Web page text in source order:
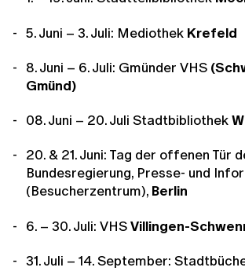
5. Juni – 3. Juli: Mediothek Krefeld
8. Juni – 6. Juli: Gmünder VHS
Gmünd)
08. Juni – 20. Juli Stadtbibliothek
20. & 21. Juni: Tag der offenen Tür
Bundesregierung, Presse- und
(Besucherzentrum), Berlin
6. – 30. Juli: VHSVillingen-
31. Juli – 14. September: